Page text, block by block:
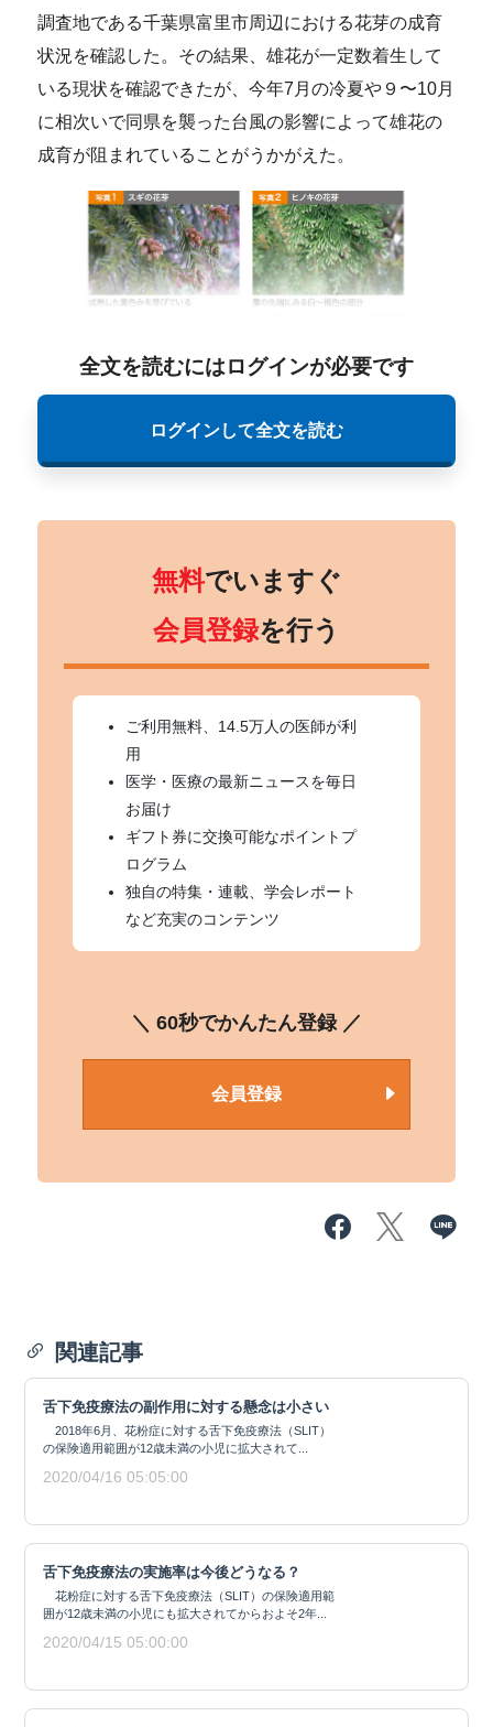
調査地である千葉県富里市周辺における花芽の成育
状況を確認した。その結果、雄花が一定数着生して
いる現状を確認できたが、今年7月の冷夏や９〜10月
に相次いで同県を襲った台風の影響によって雄花の
成育が阻まれていることがうかがえた。
全文を読むにはログインが必要です
ログインして全文を読む
無料でいますぐ
会員登録を行う
ご利用無料、14.5万人の医師が利
用
医学・医療の最新ニュースを毎日
お届け
ギフト券に交換可能なポイントプ
ログラム
独自の特集・連載、学会レポート
など充実のコンテンツ
＼ 60秒でかんたん登録 ／
会員登録
関連記事
舌下免疫療法の副作用に対する懸念は小さい
2018年6月、花粉症に対する舌下免疫療法（SLIT）
の保険適用範囲が12歳未満の小児に拡大されて...
2020/04/16 05:05:00
舌下免疫療法の実施率は今後どうなる？
花粉症に対する舌下免疫療法（SLIT）の保険適用範
囲が12歳未満の小児にも拡大されてからおよそ2年...
2020/04/15 05:00:00